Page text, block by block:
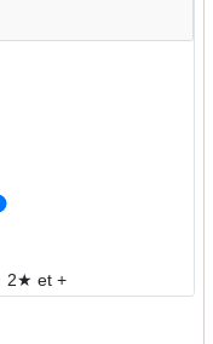
2★ et +